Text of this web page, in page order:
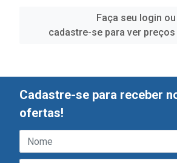
Faça seu login ou
cadastre-se para ver
Cadastre-se para receber
ofertas!